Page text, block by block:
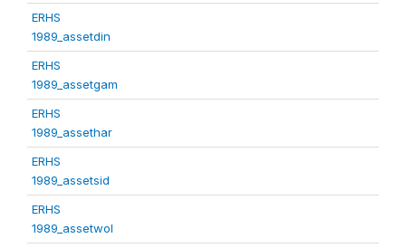
ERHS
1989_assetdin
ERHS
1989_assetgam
ERHS
1989_assethar
ERHS
1989_assetsid
ERHS
1989_assetwol